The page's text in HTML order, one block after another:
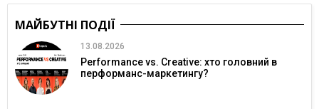
МАЙБУТНІ ПОДІЇ
13.08.2026
Performance vs. Creative: хто головний в
перформанс-маркетингу?